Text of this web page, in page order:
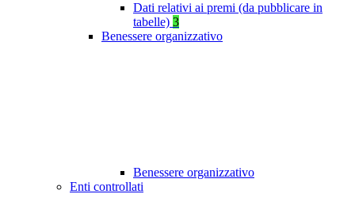
Dati relativi ai premi (da pubblicare in
tabelle) 3
Benessere organizzativo
Benessere organizzativo
Enti controllati